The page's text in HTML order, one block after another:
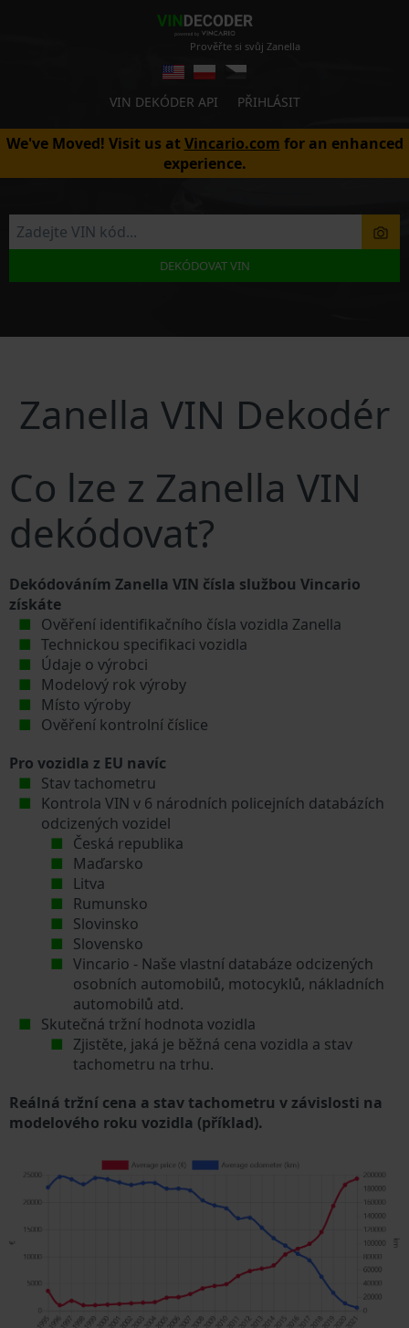
Prověřte si svůj Zanella
VIN DEKÓDER API PŘIHLÁSIT
We've Moved! Visit us atVincario.com for an enhanced
experience.
DEKÓDOVAT VIN
Zanella VIN Dekodér
Co lze z Zanella VIN
dekódovat?
Dekódováním Zanella VIN čísla službou Vincario
získáte
Ověření identifikačního čísla vozidla Zanella
Technickou specifikaci vozidla
Údaje o výrobci
Modelový rok výroby
Místo výroby
Ověření kontrolní číslice
Pro vozidla z EU navíc
Stav tachometru
Kontrola VIN v 6 národních policejních databázích
odcizených vozidel
Česká republika
Maďarsko
Litva
Rumunsko
Slovinsko
Slovensko
Vincario - Naše vlastní databáze odcizených
osobních automobilů, motocyklů, nákladních
automobilů atd.
Skutečná tržní hodnota vozidla
Zjistěte, jaká je běžná cena vozidla a stav
tachometru na trhu.
Reálná tržní cena a stav tachometru v závislosti na
modelového roku vozidla (příklad).